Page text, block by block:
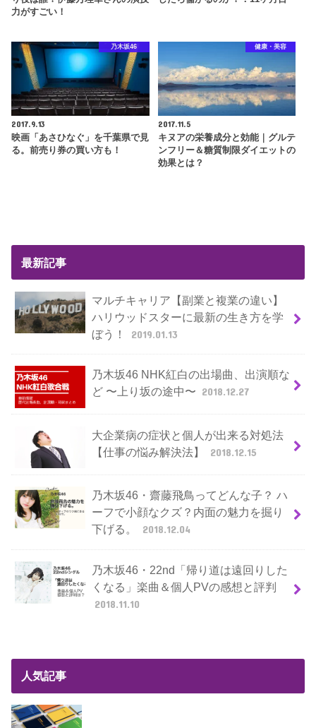
力がすごい！
乃木坂46
2017.9.13
映画「あさひなぐ」を千葉県で見
る。前売り券の買い方も！
健康・美容
2017.11.5
キヌアの栄養成分と効能｜グルテ
ンフリー＆糖質制限ダイエットの
効果とは？
最新記事
マルチキャリア【副業と複業の違い】
ハリウッドスターに最新の生き方を学
ぼう！
2019.01.13
乃木坂46 NHK紅白の出場曲、出演順な
ど 〜上り坂の途中〜 2018.12.27
大企業病の症状と個人が出来る対処法
【仕事の悩み解決法】
2018.12.15
乃木坂46・齋藤飛鳥ってどんな子？ ハ
ーフで小顔なクズ？内面の魅力を掘り
下げる。
2018.12.04
乃木坂46・22nd「帰り道は遠回りした
くなる」楽曲＆個人PVの感想と評判
2018.11.10
人気記事